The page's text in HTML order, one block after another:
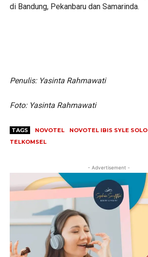
di Bandung, Pekanbaru dan Samarinda.
Penulis: Yasinta Rahmawati
Foto: Yasinta Rahmawati
TAGS NOVOTEL NOVOTEL IBIS SYLE SOLO
TELKOMSEL
- Advertisement -